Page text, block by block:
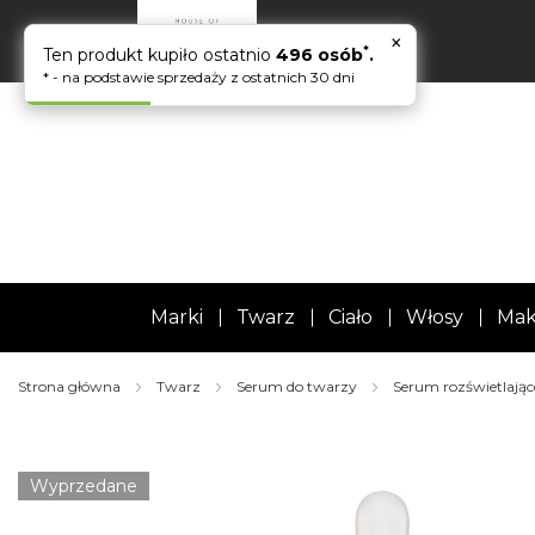
Marki Twarz Ciało Włosy
Strona główna Twarz Serum do twarzy Serum
the
end
Wyprzedane
×
Ten produkt kupiło ostatnio 496 osób*.
* - na podstawie sprzedaży z ostatnich 30 dni